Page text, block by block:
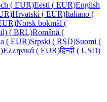
( EUR)Eesti ( EUR)English
Hrvatski ( EUR)Italiano (
Norsk bokmål (
( BRL)Română (
( EUR)Srpski ( RSD)Suomi (
Ελληνικά ( EUR)हिन्दी ( USD)